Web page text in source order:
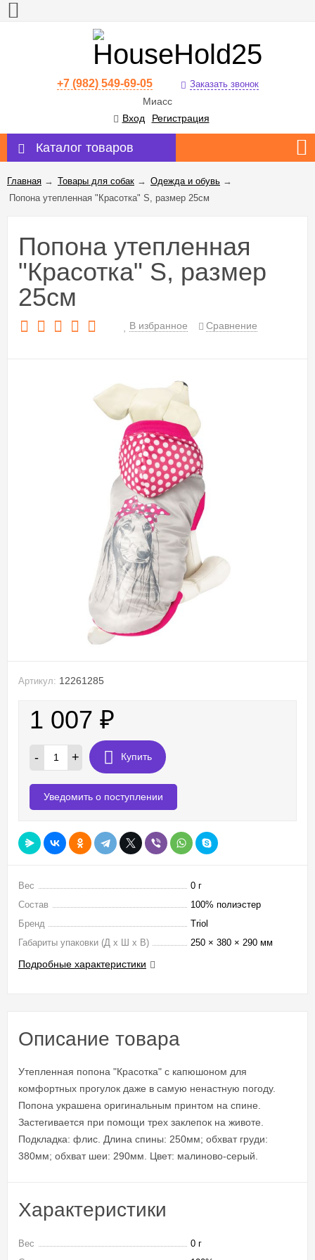
+7 (982) 549-69-05 Заказать звонок
Миасс
Вход
Регистрация
Каталог товаров
Главная → Товары для собак → Одежда и обувь →
Попона утепленная "Красотка" S, размер 25см
Попона утепленная
"Красотка" S, размер
25см
В избранное Сравнение
Артикул: 12261285
1 007 ₽
- + Купить
Уведомить о поступлении
Вес
0 г
Состав
100% полиэстер
Бренд
Triol
Габариты упаковки (Д х Ш х В)
250 × 380 × 290 мм
Подробные характеристики
Описание товара
Утепленная попона "Красотка" с капюшоном для
комфортных прогулок даже в самую ненастную погоду.
Попона украшена оригинальным принтом на спине.
Застегивается при помощи трех заклепок на животе.
Подкладка: флис. Длина спины: 250мм; обхват груди:
380мм; обхват шеи: 290мм. Цвет: малиново-серый.
Характеристики
Вес
0 г